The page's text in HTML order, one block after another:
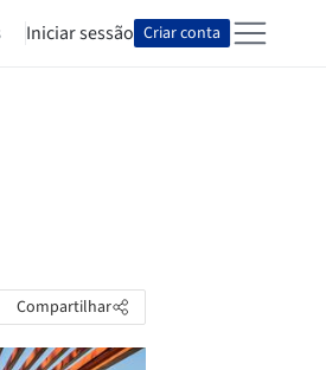
Iniciar sessão Criar conta
Compartilhar